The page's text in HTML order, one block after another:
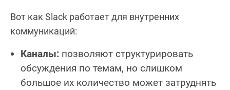
Вот как Slack работает для внутренних
коммуникаций:
Каналы: позволяют структурировать
обсуждения по темам, но слишком
большое их количество может затруднять